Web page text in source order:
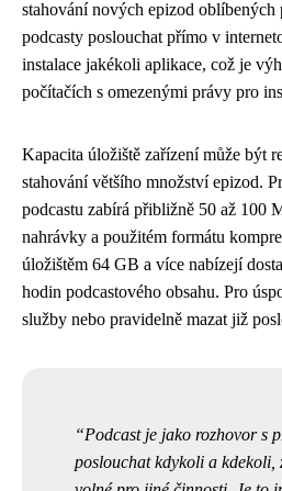
stahování nových epizod oblíbených
podcasty poslouchat přímo v
instalace jakékoli aplikace, což je
počítačích s omezenými právy pro
Kapacita úložiště zařízení může být
stahování většího množství epizod.
podcastu zabírá přibližně 50 až 100
nahrávky a použitém formátu
úložištěm 64 GB a více nabízejí
hodin podcastového obsahu. Pro
služby nebo pravidelně mazat již
Podcast je jako rozhovor s
poslouchat kdykoli a kdekoli,